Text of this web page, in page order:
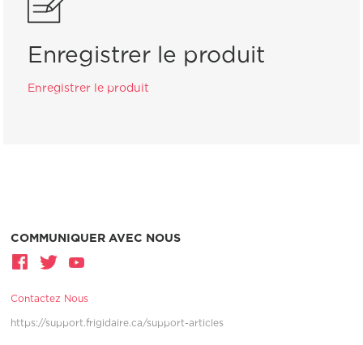
Enregistrer le produit
Enregistrer le produit
COMMUNIQUER AVEC NOUS
Contactez Nous
https://support.frigidaire.ca/support-articles